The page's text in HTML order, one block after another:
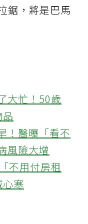
鋸，將是巴馬
大忙！50歲
！醫曝「看不
風險大增
不用付房租
寒